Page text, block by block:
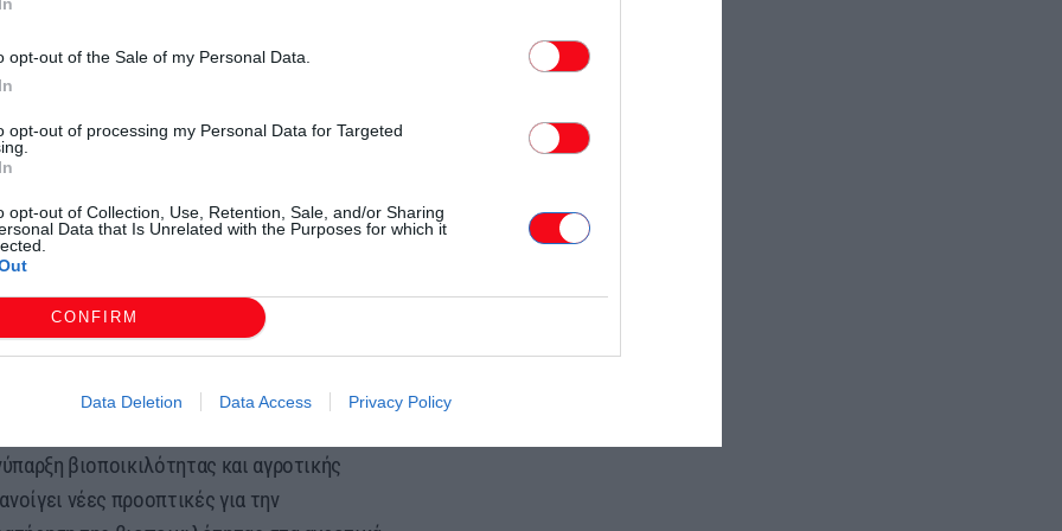
opt-out of the Sale of my Personal Data.
opt-out of processing my Personal Data for Targeted
opt-out of Collection, Use, Retention, Sale, and/or Sharing
Data that Is Unrelated with the Purposes for which it
CONFIRM
Data Deletion Data Access Privacy Policy
τη σημερινή κατάσταση της
που αντιμετωπίζει και τη σχέση της με
αλλά και τις δυνατότητες που
βιοποικιλότητας στις αγροτικές περιοχές.
δύο έργα LIFE για το κιρκινέζι,
Πανεπιστήμιο Θεσσαλίας και ένα που
έργο, στο οποίο συμμετέχουν η
σε περιοχές Natura 2000 στη Β. Ελλάδα και
του κιρκινεζιού (Falco naumanni),
και στη διατήρηση των ενδιαιτημάτων του.
απειλείται, όμως οι αγρότες και
της. Με στοχευμένα μέτρα και
βιοποικιλότητας και αγροτικής
νέες προοπτικές για την